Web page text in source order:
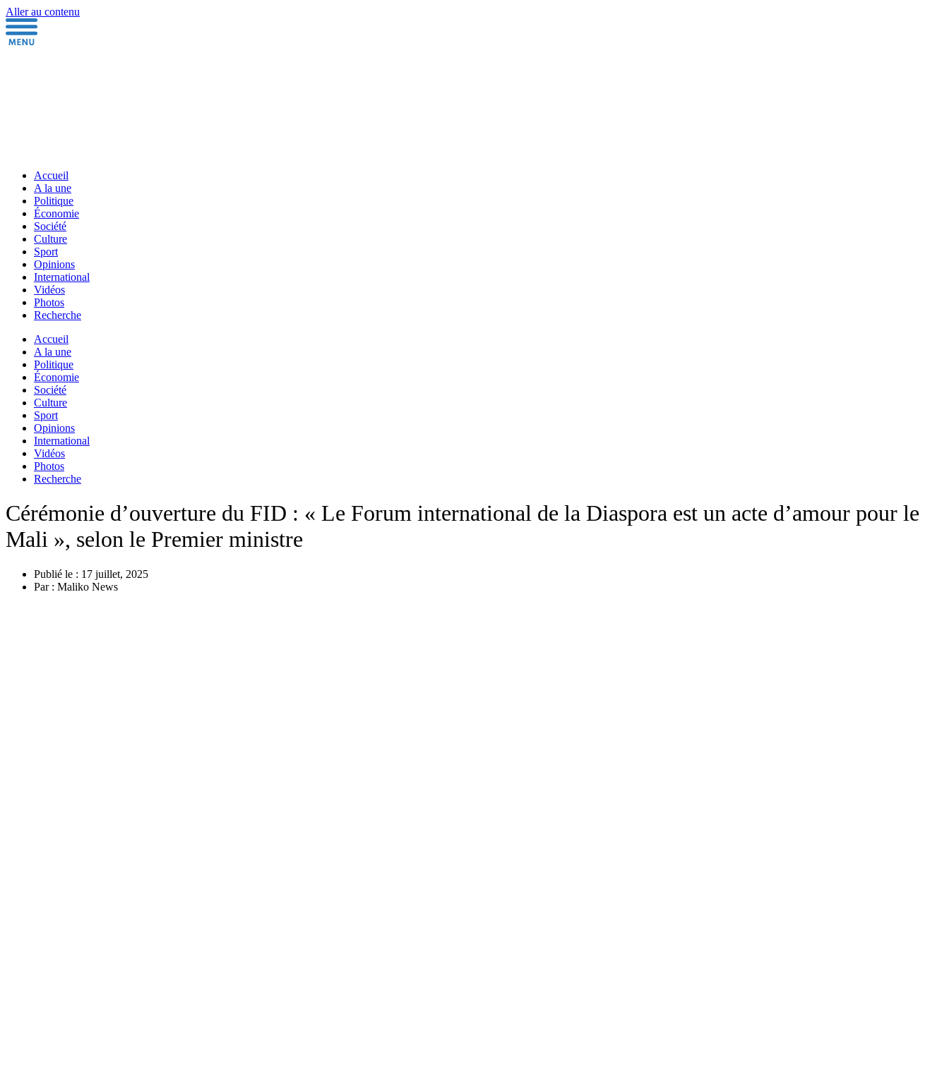
Aller au contenu
Accueil
A la une
Politique
Économie
Société
Culture
Sport
Opinions
International
Vidéos
Photos
Recherche
Accueil
A la une
Politique
Économie
Société
Culture
Sport
Opinions
International
Vidéos
Photos
Recherche
Cérémonie d’ouverture du FID : « Le Forum international de la Diaspora est un acte d’amour pour le
Mali », selon le Premier ministre
Publié le : 17 juillet, 2025
Par : Maliko News